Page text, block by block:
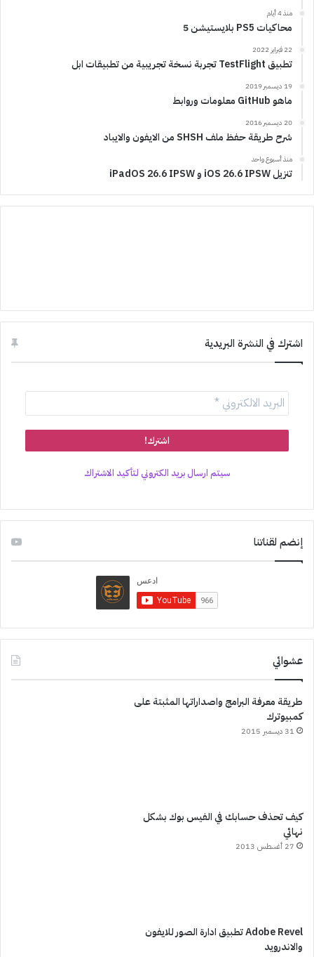
منذ 4 أيام
محاكيات PS5 بلايستيشن 5
22 فبراير 2022
تطبيق TestFlight تجربة نسخة تجريبية من تطبيقات ابل
19 ديسمبر 2019
ماهو GitHub معلومات وروابط
20 ديسمبر 2016
شرح طريقة حفظ ملف SHSH من الايفون والايباد
منذ أسبوع واحد
تنزيل iOS 26.6 IPSW و iPadOS 26.6 IPSW
اشترك في النشرة البريدية
سيتم ارسال بريد الكتروني لتأكيد الاشتراك
إنضم لقناتنا
عشوائي
طريقة معرفة البرامج واصداراتها المثبتة على
كمبيوترك
31 ديسمبر 2015
كيف تحذف حسابك في الفيس بوك بشكل
نهائي
27 أغسطس 2013
Adobe Revel تطبيق ادارة الصور للايفون
والاندرويد